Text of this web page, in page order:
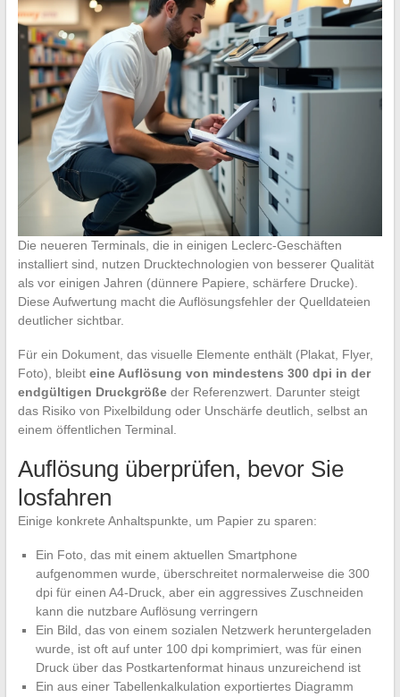
Die neueren Terminals, die in einigen Leclerc-Geschäften
installiert sind, nutzen Drucktechnologien von besserer Qualität
als vor einigen Jahren (dünnere Papiere, schärfere Drucke).
Diese Aufwertung macht die Auflösungsfehler der Quelldateien
deutlicher sichtbar.
Für ein Dokument, das visuelle Elemente enthält (Plakat, Flyer,
Foto), bleibt eine Auflösung von mindestens 300 dpi in der
endgültigen Druckgrößeder Referenzwert. Darunter steigt
das Risiko von Pixelbildung oder Unschärfe deutlich, selbst an
einem öffentlichen Terminal.
Auflösung überprüfen, bevor Sie
losfahren
Einige konkrete Anhaltspunkte, um Papier zu sparen:
Ein Foto, das mit einem aktuellen Smartphone
aufgenommen wurde, überschreitet normalerweise die 300
dpi für einen A4-Druck, aber ein aggressives Zuschneiden
kann die nutzbare Auflösung verringern
Ein Bild, das von einem sozialen Netzwerk heruntergeladen
wurde, ist oft auf unter 100 dpi komprimiert, was für einen
Druck über das Postkartenformat hinaus unzureichend ist
Ein aus einer Tabellenkalkulation exportiertes Diagramm